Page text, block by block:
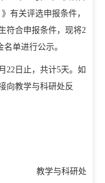
有关评选申报条件，
符合申报条件，现将2
单进行公示。
22日止，共计5天。如
向教学与科研处反
科研处